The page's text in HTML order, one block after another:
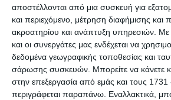
αποστέλλονται από μια συσκευή για
και περιεχόμενο, μέτρηση διαφήμισης και
ακροατηρίου και ανάπτυξη υπηρεσιών. Με
και οι συνεργάτες μας ενδέχεται να
δεδομένα γεωγραφικής τοποθεσίας και
σάρωσης συσκευών. Μπορείτε να κάνετε
στην επεξεργασία από εμάς και τους
περιγράφεται παραπάνω. Εναλλακτικά,